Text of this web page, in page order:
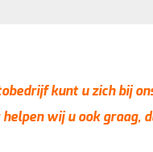
kunt u zich bij
wij u ook graag,